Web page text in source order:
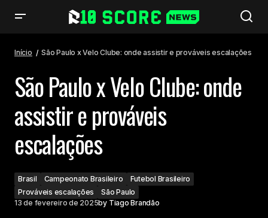
Início São Paulo x Velo Clube: onde assistir e prováveis escalações
São Paulo x Velo Clube: onde
assistir e prováveis
escalações
Brasil Campeonato Brasileiro
Futebol Brasileiro
Prováveis escalações
São Paulo
13 de fevereiro de 2025by Tiago Brandão